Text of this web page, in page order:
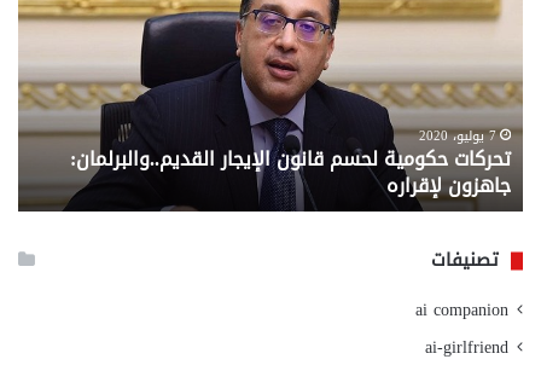
لحسم
قانون
القديم..والبرلمان:
جاهزون
لإقراره
7 يوليو، 2020
تحركات حكومية لحسم قانون الإيجار القديم..والبرلمان:
جاهزون لإقراره
..
من
تصنيفات
ai companion
ai-girlfriend